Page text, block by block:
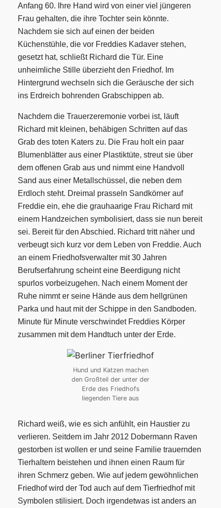
Anfang 60. Ihre Hand wird von einer viel jüngeren
Frau gehalten, die ihre Tochter sein könnte.
Nachdem sie sich auf einen der beiden
Küchenstühle, die vor Freddies Kadaver stehen,
gesetzt hat, schließt Richard die Tür. Eine
unheimliche Stille überzieht den Friedhof. Im
Hintergrund wechseln sich die Geräusche der sich
ins Erdreich bohrenden Grabschippen ab.
Nachdem die Trauerzeremonie vorbei ist, läuft
Richard mit kleinen, behäbigen Schritten auf das
Grab des toten Katers zu. Die Frau holt ein paar
Blumenblätter aus einer Plastiktüte, streut sie über
dem offenen Grab aus und nimmt eine Handvoll
Sand aus einer Metallschüssel, die neben dem
Erdloch steht. Dreimal prasseln Sandkörner auf
Freddie ein, ehe die grauhaarige Frau Richard mit
einem Handzeichen symbolisiert, dass sie nun bereit
sei. Bereit für den Abschied. Richard tritt näher und
verbeugt sich kurz vor dem Leben von Freddie. Auch
an einem Friedhofsverwalter mit 30 Jahren
Berufserfahrung scheint eine Beerdigung nicht
spurlos vorbeizugehen. Nach einem Moment der
Ruhe nimmt er seine Hände aus dem hellgrünen
Parka und haut mit der Schippe in den Sandboden.
Minute für Minute verschwindet Freddies Körper
zusammen mit dem Handtuch unter der Erde.
Hund und Katzen machen
den Großteil der unter der
Erde des Friedhofs
liegenden Tiere aus
Richard weiß, wie es sich anfühlt, ein Haustier zu
verlieren. Seitdem im Jahr 2012 Dobermann Raven
gestorben ist wollen er und seine Familie trauernden
Tierhaltern beistehen und ihnen einen Raum für
ihren Schmerz geben. Wie auf jedem gewöhnlichen
Friedhof wird der Tod auch auf dem Tierfriedhof mit
Symbolen stilisiert. Doch irgendetwas ist anders an